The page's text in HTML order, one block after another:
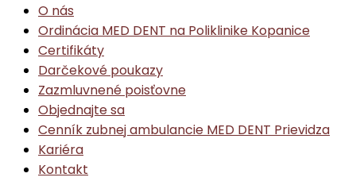
O nás
Ordinácia MED DENT na Poliklinike Kopanice
Certifikáty
Darčekové poukazy
Zazmluvnené poisťovne
Objednajte sa
Cenník zubnej ambulancie MED DENT Prievidza
Kariéra
Kontakt